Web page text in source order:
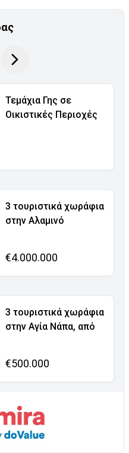
Τεμάχια Γης σε
Οικιστικές Περιοχές
3 τουριστικά χωράφια
στην Αλαμινό
€4.000.000
3 τουριστικά χωράφια
στην Αγία Νάπα, από
€500.000